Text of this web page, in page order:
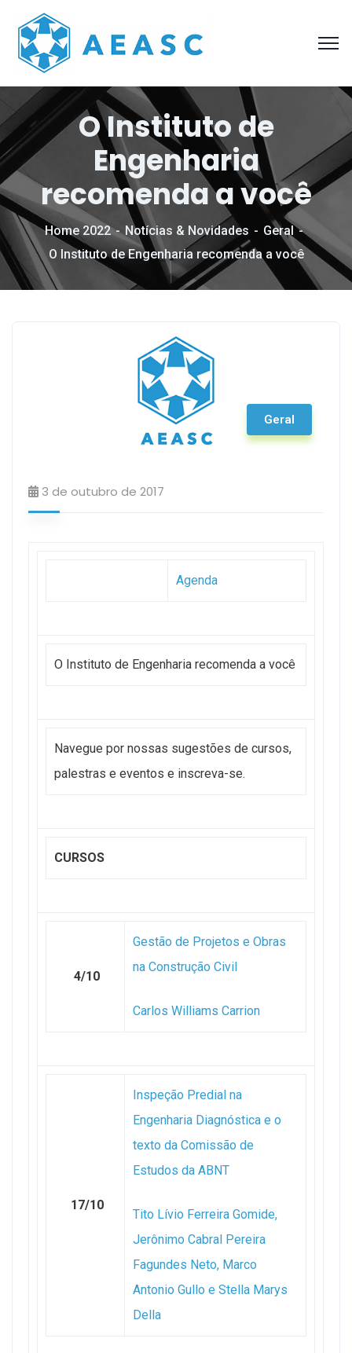
O Instituto de
Engenharia
recomenda a você
Home 2022 Notícias & Novidades
Geral
O Instituto de Engenharia recomenda a você
Geral
3 de outubro de 2017
Agenda
O Instituto de Engenharia recomenda a você
Navegue por nossas sugestões de cursos,
palestras e eventos e inscreva-se.
CURSOS
4/10
Gestão de Projetos e Obras
na Construção Civil
Carlos Williams Carrion
17/10
Inspeção Predial na
Engenharia Diagnóstica e o
texto da Comissão de
Estudos da ABNT
Tito Lívio Ferreira Gomide,
Jerônimo Cabral Pereira
Fagundes Neto, Marco
Antonio Gullo e Stella Marys
Della